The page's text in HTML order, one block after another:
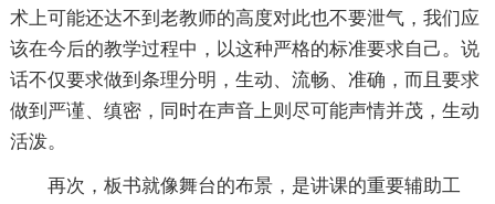
术上可能还达不到老教师的高度对此也不要泄气，我们应
该在今后的教学过程中，以这种严格的标准要求自己。说
话不仅要求做到条理分明，生动、流畅、准确，而且要求
做到严谨、缜密，同时在声音上则尽可能声情并茂，生动
活泼。
再次，板书就像舞台的布景，是讲课的重要辅助工